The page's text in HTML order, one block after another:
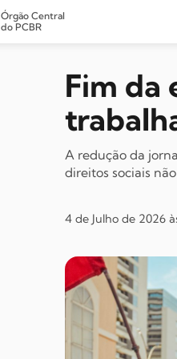
Órgão Central
do PCBR
Fim da
A redução da
direitos sociais
4 de Julho de 2026